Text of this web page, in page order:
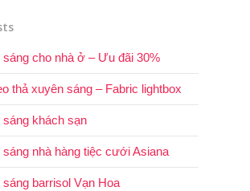
sáng cho nhà ở – Ưu đãi 30%
thả xuyên sáng – Fabric lightbox
sáng khách sạn
sáng nhà hàng tiệc cưới Asiana
barrisol Vạn Hoa